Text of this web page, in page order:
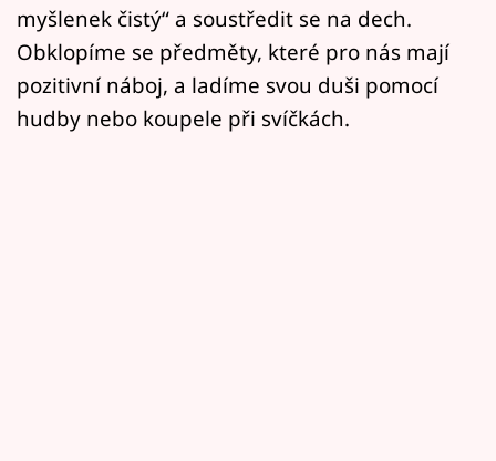
Přihlášení
Sledujte nás
myšlenek čistý“ a soustředit se na dech.
Obklopíme se předměty, které pro nás mají
pozitivní náboj, a ladíme svou duši pomocí
hudby nebo koupele při svíčkách.